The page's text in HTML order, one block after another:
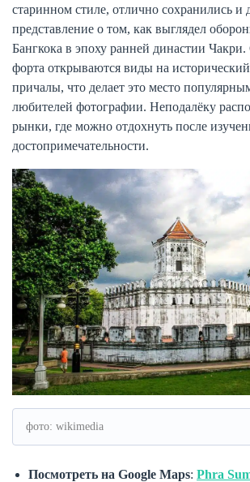
старинном стиле, отлично сохранились и
представление о том, как выглядел
Бангкока в эпоху ранней династии
форта открываются виды на
причалы, что делает это место
любителей фотографии. Неподалёку
рынки, где можно отдохнуть после
достопримечательности.
фото: wikimedia
Посмотреть на Google Maps: Phra